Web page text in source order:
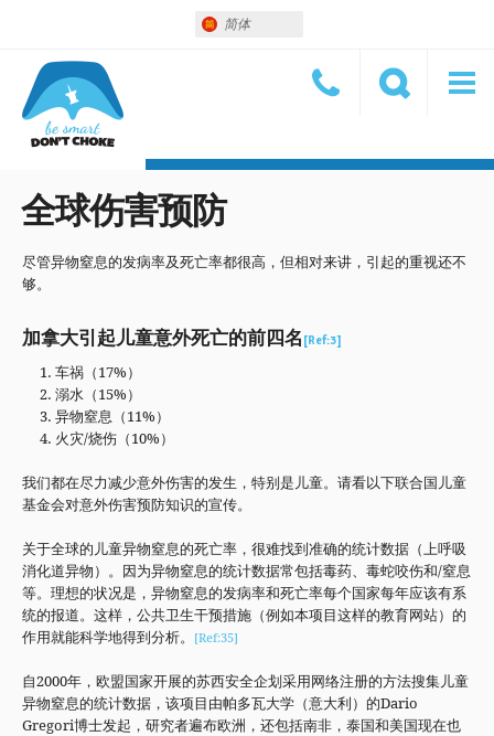
简体
全球伤害预防
尽管异物窒息的发病率及死亡率都很高，但相对来讲，引起的重视还不
够。
加拿大引起儿童意外死亡的前四名 [Ref:3]
车祸（17%）
溺水（15%）
异物窒息（11%）
火灾/烧伤（10%）
我们都在尽力减少意外伤害的发生，特别是儿童。请看以下联合国儿童
基金会对意外伤害预防知识的宣传。
关于全球的儿童异物窒息的死亡率，很难找到准确的统计数据（上呼吸
消化道异物）。因为异物窒息的统计数据常包括毒药、毒蛇咬伤和/窒息
等。理想的状况是，异物窒息的发病率和死亡率每个国家每年应该有系
统的报道。这样，公共卫生干预措施（例如本项目这样的教育网站）的
作用就能科学地得到分析。
[Ref:35]
自2000年，欧盟国家开展的苏西安全企划采用网络注册的方法搜集儿童
异物窒息的统计数据，该项目由帕多瓦大学（意大利）的Dario
Gregori博士发起，研究者遍布欧洲，还包括南非，泰国和美国现在也